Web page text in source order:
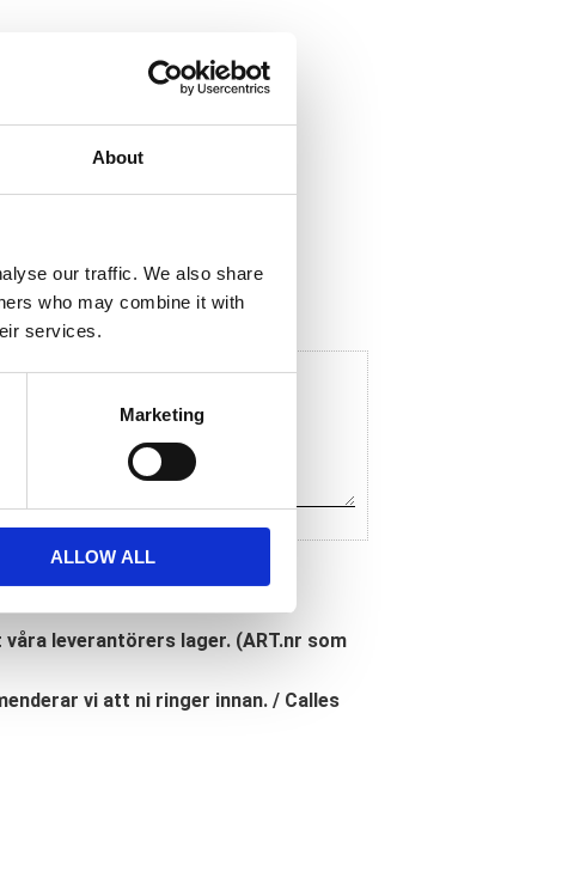
About
our traffic. We also share
who may combine it with
services.
Marketing
ALLOW ALL
Dela med dig
c
b
o
leverantörers lager. (ART.nr som
vi att ni ringer innan. / Calles